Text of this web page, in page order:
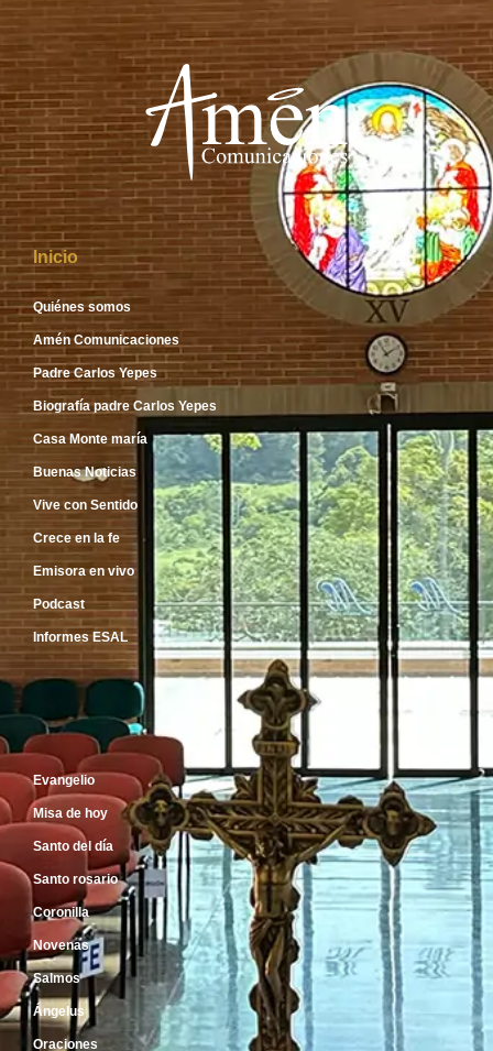
Inicio
Quiénes somos
Amén Comunicaciones
Padre Carlos Yepes
Biografía padre Carlos Yepes
Casa Monte maría
Buenas Noticias
Vive con Sentido
Crece en la fe
Emisora en vivo
Podcast
Informes ESAL
Inicio
Evangelio
Misa de hoy
Santo del día
Santo rosario
Coronilla
Novenas
Salmos
Ángelus
Oraciones